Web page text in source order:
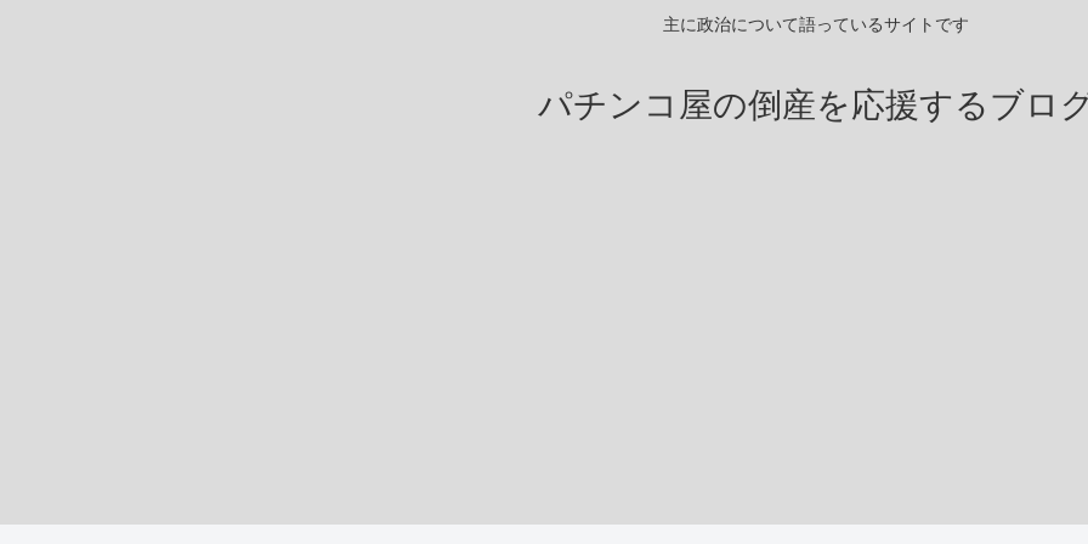
主に政治について語っているサイトです
パチンコ屋の倒産を応援するブロ